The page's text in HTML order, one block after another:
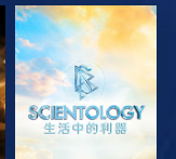
探索系列節目